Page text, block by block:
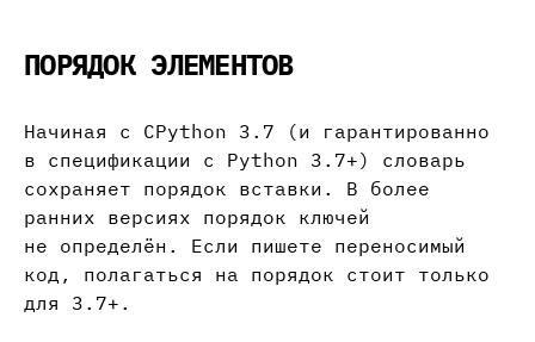
ПОРЯДОК ЭЛЕМЕНТОВ
Начиная с CPython 3.7 (и гарантированно
в спецификации с Python 3.7+) словарь
сохраняет порядок вставки. В более
ранних версиях порядок ключей
не определён. Если пишете переносимый
код, полагаться на порядок стоит только
для 3.7+.